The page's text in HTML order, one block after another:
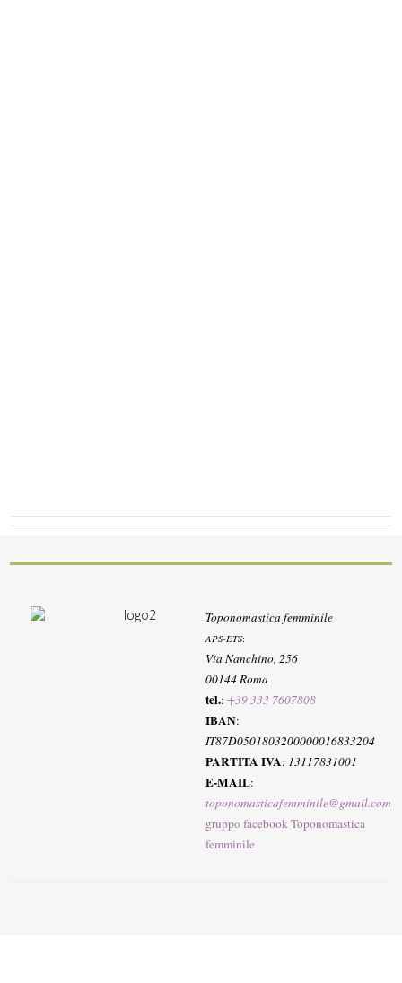
Toponomastica femminile
APS-ETS:
Via Nanchino, 256
00144 Roma
tel.:+39 333 7607808
IBAN:
IT87D0501803200000016833204
PARTITA IVA: 13117831001
E-MAIL:
toponomasticafemminile@gmail.com
gruppo facebook Toponomastica
femminile